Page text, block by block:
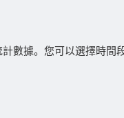
據。您可以選擇時間